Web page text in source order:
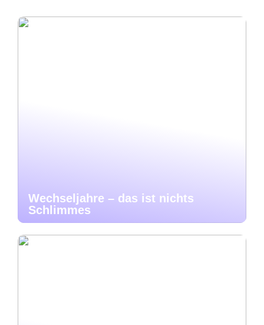
Wechseljahre – das ist nichts
Schlimmes